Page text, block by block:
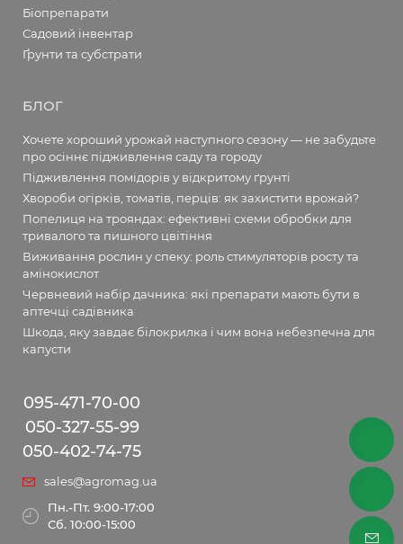
Біопрепарати
Садовий інвентар
Ґрунти та субстрати
БЛОГ
Хочете хороший урожай наступного сезону — не забудьте
про осіннє підживлення саду та городу
Підживлення помідорів у відкритому ґрунті
Хвороби огірків, томатів, перців: як захистити врожай?
Попелиця на трояндах: ефективні схеми обробки для
тривалого та пишного цвітіння
Виживання рослин у спеку: роль стимуляторів росту та
амінокислот
Червневий набір дачника: які препарати мають бути в
аптечці садівника
Шкода, яку завдає білокрилка і чим вона небезпечна для
капусти
095-471-70-00
050-327-55-99
050-402-74-75
sales@agromag.ua
Пн.-Пт. 9:00-17:00
Сб. 10:00-15:00